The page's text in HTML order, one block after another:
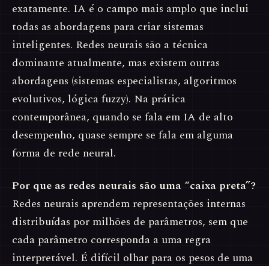
exatamente. IA é o campo mais amplo que inclui
todas as abordagens para criar sistemas
inteligentes. Redes neurais são a técnica
dominante atualmente, mas existem outras
abordagens (sistemas especialistas, algoritmos
evolutivos, lógica fuzzy). Na prática
contemporânea, quando se fala em IA de alto
desempenho, quase sempre se fala em alguma
forma de rede neural.
Por que as redes neurais são uma “caixa preta”?
Redes neurais aprendem representações internas
distribuídas por milhões de parâmetros, sem que
cada parâmetro corresponda a uma regra
interpretável. É difícil olhar para os pesos de uma